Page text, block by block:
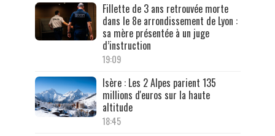
Fillette de 3 ans retrouvée morte
dans le 8e arrondissement de Lyon :
sa mère présentée à un juge
d’instruction
19:09
Isère : Les 2 Alpes parient 135
millions d'euros sur la haute
altitude
18:45